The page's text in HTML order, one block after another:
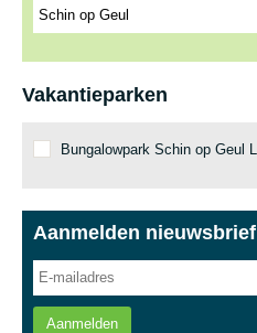
Vakantieparken
Bungalowpark Schin op Geul
Aanmelden nieuwsbrief
Aanmelden